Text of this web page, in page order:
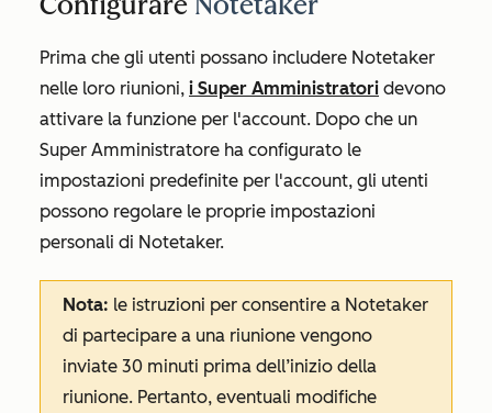
Prima che gli utenti possano includere Notetaker
nelle loro riunioni, i Super Amministratori devono
attivare la funzione per l'account. Dopo che un
Super Amministratore ha configurato le
impostazioni predefinite per l'account, gli utenti
possono regolare le proprie impostazioni
personali di Notetaker.
Nota: le istruzioni per consentire a Notetaker
di partecipare a una riunione vengono
inviate 30 minuti prima dell’inizio della
riunione. Pertanto, eventuali modifiche